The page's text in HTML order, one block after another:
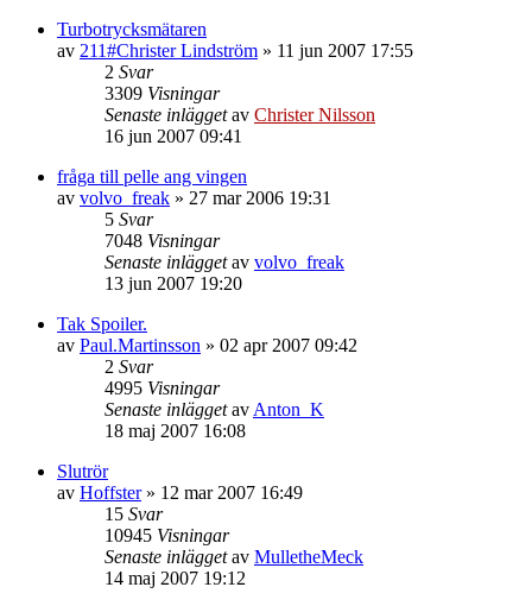
Turbotrycksmätaren
av 211#Christer Lindström » 11 jun 2007 17:55
2 Svar
3309 Visningar
Senaste inläggetav Christer Nilsson
16 jun 2007 09:41
fråga till pelle ang vingen
av volvo_freak » 27 mar 2006 19:31
5 Svar
7048 Visningar
Senaste inläggetav volvo_freak
13 jun 2007 19:20
Tak Spoiler.
av Paul.Martinsson » 02 apr 2007 09:42
2 Svar
4995 Visningar
Senaste inläggetav Anton_K
18 maj 2007 16:08
Slutrör
av Hoffster» 12 mar 2007 16:49
15 Svar
10945 Visningar
Senaste inläggetav MulletheMeck
14 maj 2007 19:12